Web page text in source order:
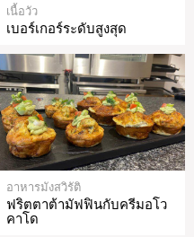
เนื้อวัว
เบอร์เกอร์ระดับสูงสุด
อาหารมังสวิรัติ
ฟริตตาต้ามัฟฟินกับครีมอโว
คาโด